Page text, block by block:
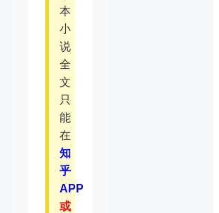
本
小
说
全
文
只
能
在
知
乎
APP
或